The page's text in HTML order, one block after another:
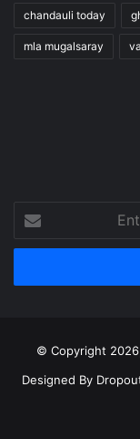
chandauli today
mla mugalsaray
your
Email
© Copyright
Designed By